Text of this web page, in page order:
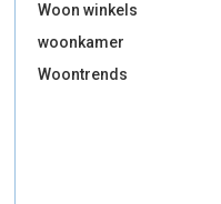
Woon winkels
woonkamer
Woontrends